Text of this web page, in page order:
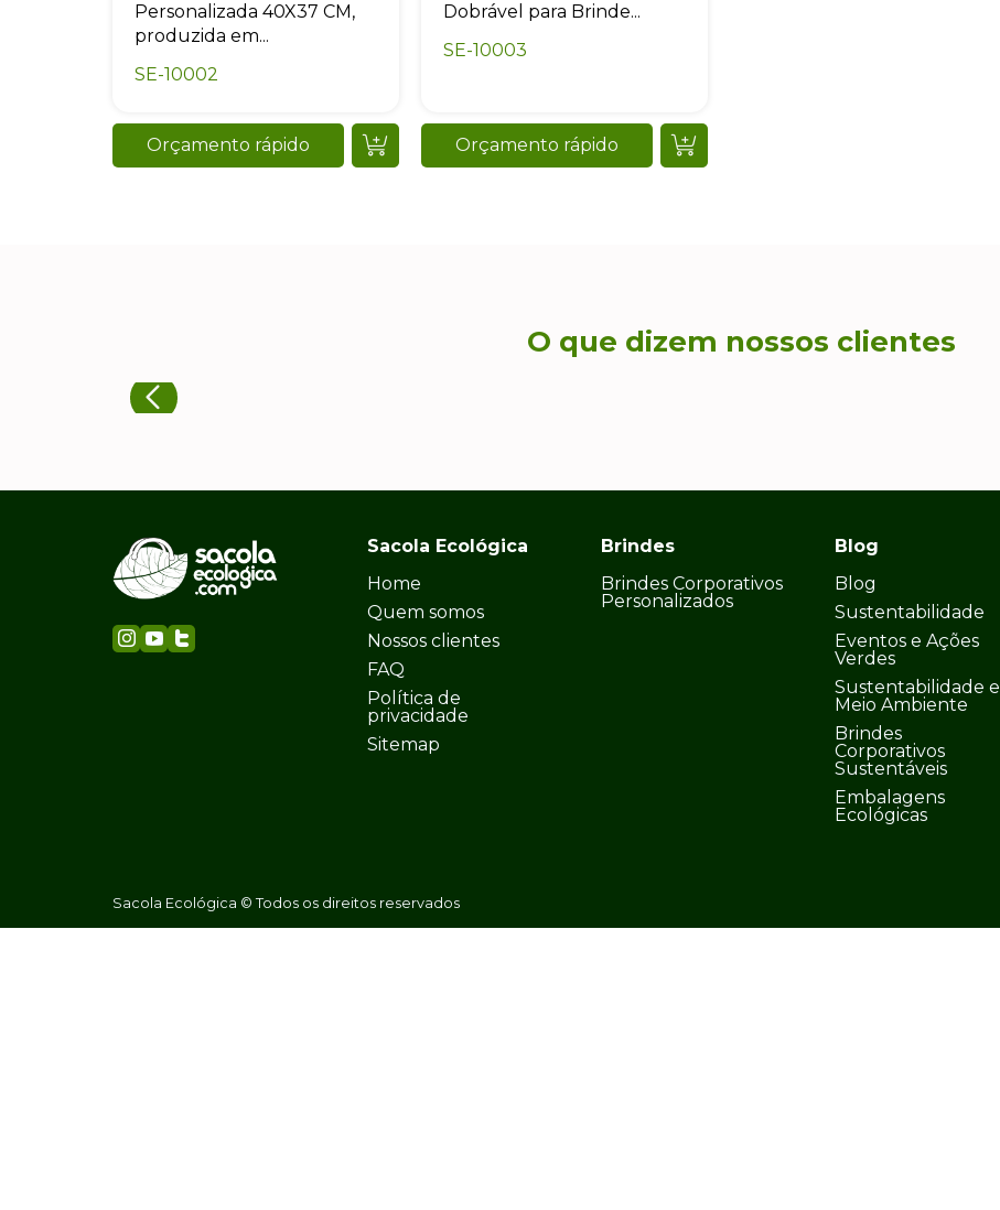
Personalizada 40X37 CM,
produzida em...
SE-10002
Orçamento rápido
Dobrável para Brinde...
SE-10003
Orçamento rápido
O que dizem nossos clientes
Sacola Ecológica
Home
Quem somos
Nossos clientes
FAQ
Política de
privacidade
Sitemap
Brindes
Brindes Corporativos
Personalizados
Blog
Blog
Sustentabilidade
Eventos e Ações
Verdes
Sustentabilidade e
Meio Ambiente
Brindes
Corporativos
Sustentáveis
Embalagens
Ecológicas
Sacola Ecológica © Todos os direitos reservados